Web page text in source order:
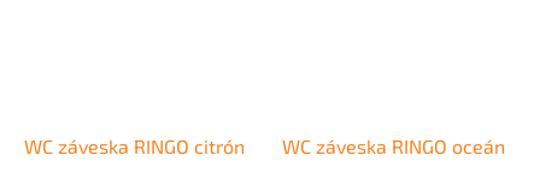
WC záveska RINGO citrón WC záveska RINGO oceán